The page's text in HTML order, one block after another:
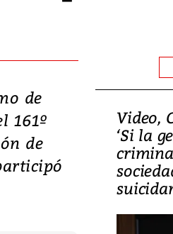
de
161º
de
Video,
‘Si la